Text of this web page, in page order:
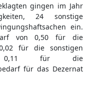
gingen im Jahr
24 sonstige
ein.
von 0,50 für die
für die sonstigen
0,11 für die
für das Dezernat